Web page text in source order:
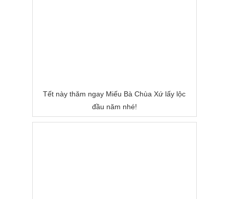
Tết này thăm ngay Miếu Bà Chùa Xứ lấy lộc
đầu năm nhé!